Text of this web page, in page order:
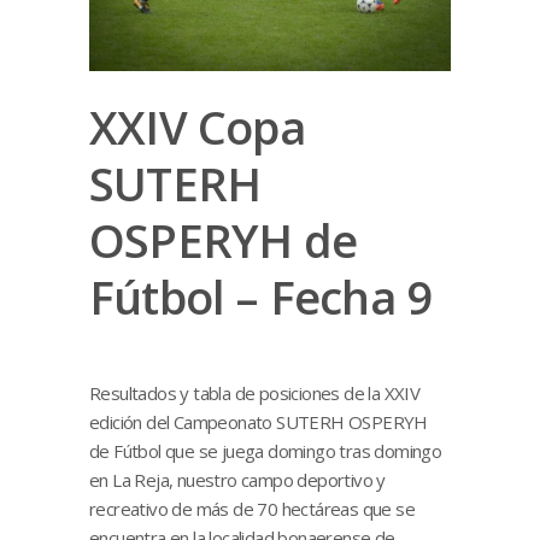
XXIV Copa
SUTERH
OSPERYH de
Fútbol – Fecha 9
Resultados y tabla de posiciones de la XXIV
edición del Campeonato SUTERH OSPERYH
de Fútbol que se juega domingo tras domingo
en La Reja, nuestro campo deportivo y
recreativo de más de 70 hectáreas que se